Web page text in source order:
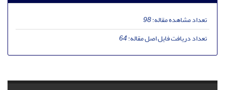
تعداد مشاهده مقاله:98
تعداد دریافت فایل اصل مقاله:64